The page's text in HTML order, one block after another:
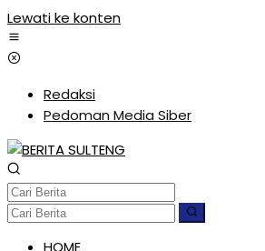
Lewati ke konten
Redaksi
Pedoman Media Siber
HOME